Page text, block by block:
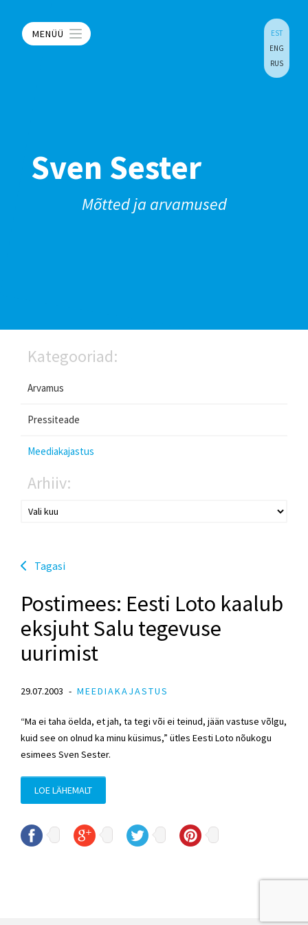
MENÜÜ
EST
ENG
RUS
Sven Sester
Mõtted ja arvamused
Kategooriad:
Arvamus
Pressiteade
Meediakajastus
Arhiiv:
Tagasi
Postimees: Eesti Loto kaalub
eksjuht Salu tegevuse
uurimist
29.07.2003 MEEDIAKAJASTUS
“Ma ei taha öelda, et jah, ta tegi või ei teinud, jään vastuse võlgu,
kuid see on olnud ka minu küsimus,” ütles Eesti Loto nõukogu
esimees Sven Sester.
LOE LÄHEMALT